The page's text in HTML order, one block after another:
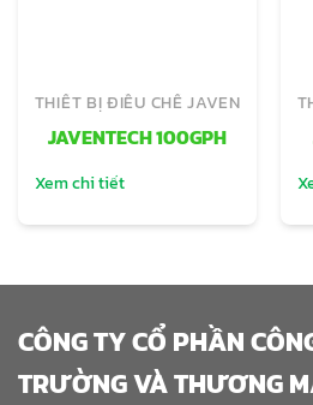
THIẾT BỊ ĐIỀU CHẾ JAVEN
JAVENTECH 100GPH
Xem chi tiết
CÔNG TY CỔ PHẦN
TRƯỜNG VÀ THƯƠNG